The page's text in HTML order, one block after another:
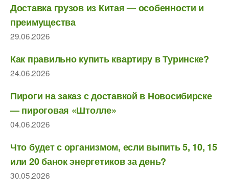
Доставка грузов из Китая — особенности и
преимущества
29.06.2026
Как правильно купить квартиру в Туринске?
24.06.2026
Пироги на заказ с доставкой в Новосибирске
— пироговая «Штолле»
04.06.2026
Что будет с организмом, если выпить 5, 10, 15
или 20 банок энергетиков за день?
30.05.2026